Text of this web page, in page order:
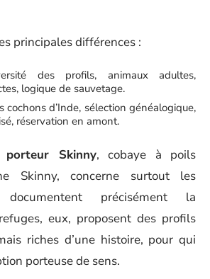
principales différences :
des profils, animaux adultes,
logique de sauvetage.
cochons d’Inde, sélection généalogique,
réservation en amont.
porteur Skinny, cobaye à poils
Skinny, concerne surtout les
précisément la
eux, proposent des profils
riches d’une histoire, pour qui
porteuse de sens.